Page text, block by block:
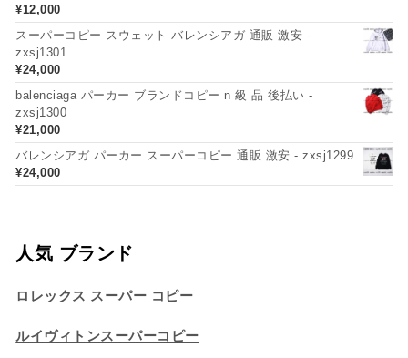
¥12,000
スーパーコピー スウェット バレンシアガ 通販 激安 -
zxsj1301
¥24,000
balenciaga パーカー ブランドコピー n 級 品 後払い -
zxsj1300
¥21,000
バレンシアガ パーカー スーパーコピー 通販 激安 - zxsj1299
¥24,000
人気 ブランド
ロレックス スーパー コピー
ルイヴィトンスーパーコピー